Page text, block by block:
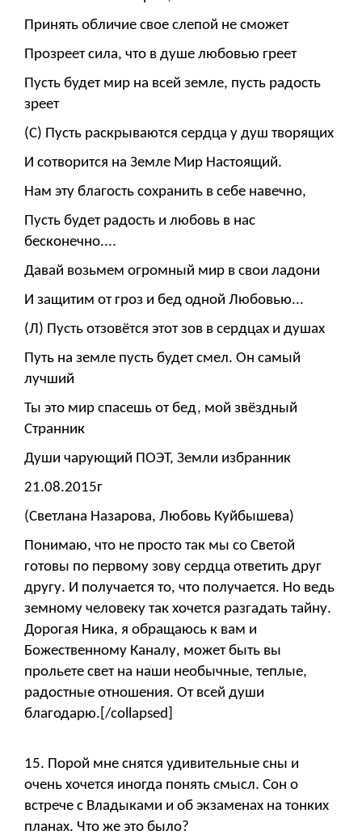
Принять обличие свое слепой не сможет
Прозреет сила, что в душе любовью греет
Пусть будет мир на всей земле, пусть радость
зреет
(С) Пусть раскрываются сердца у душ творящих
И сотворится на Земле Мир Настоящий.
Нам эту благость сохранить в себе навечно,
Пусть будет радость и любовь в нас
бесконечно....
Давай возьмем огромный мир в свои ладони
И защитим от гроз и бед одной Любовью...
(Л) Пусть отзовётся этот зов в сердцах и душах
Путь на земле пусть будет смел. Он самый
лучший
Ты это мир спасешь от бед, мой звёздный
Странник
Души чарующий ПОЭТ, Земли избранник
21.08.2015г
(Светлана Назарова, Любовь Куйбышева)
Понимаю, что не просто так мы со Светой
готовы по первому зову сердца ответить друг
другу. И получается то, что получается. Но ведь
земному человеку так хочется разгадать тайну.
Дорогая Ника, я обращаюсь к вам и
Божественному Каналу, может быть вы
прольете свет на наши необычные, теплые,
радостные отношения. От всей души
благодарю.[/collapsed]
15. Порой мне снятся удивительные сны и
очень хочется иногда понять смысл. Сон о
встрече с Владыками и об экзаменах на тонких
планах. Что же это было?